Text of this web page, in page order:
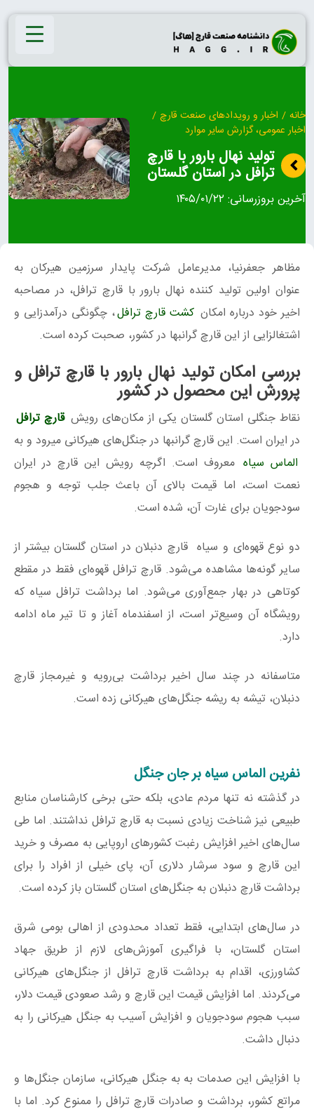
Skip
content
خانه / اخبار و رویدادهای صنعت قارچ /
اخبار عمومی، گزارش سایر موارد
تولید نهال بارور با قارچ
ترافل در استان گلستان
آخرین بروزرسانی: ۱۴۰۵/۰۱/۲۲
مظاهر جعفرنیا، مدیرعامل شرکت پایدار سرزمین هیرکان به
عنوان اولین تولید کننده نهال بارور با قارچ ترافل، در مصاحبه
اخیر خود درباره امکان کشت قارچ ترافل، چگونگی درآمدزایی و
اشتغال‍زایی از این قارچ گرانبها در کشور، صحبت کرده است.
بررسی امکان تولید نهال بارور با قارچ ترافل و
پرورش این محصول در کشور
نقاط جنگلی استان گلستان یکی از مکان‌های رویش قارچ ترافل
در ایران است. این قارچ گران‍بها در جنگل‌های هیرکانی می‍رود و به
الماس سیاه معروف است. اگرچه رویش این قارچ در ایران
نعمت است، اما قیمت بالای آن باعث جلب توجه و هجوم
سودجویان برای غارت آن، شده است.
دو نوع قهوه‌ای و سیاه قارچ دنبلان در استان گلستان بیشتر از
سایر گونه‌ها مشاهده می‌شود. قارچ ترافل قهوه‌ای فقط در مقطع
کوتاهی در بهار جمع‌آوری می‌شود. اما برداشت ترافل سیاه که
رویشگاه آن وسیع‌تر است، از اسفندماه آغاز و تا تیر ماه ادامه
دارد.
متاسفانه در چند سال اخیر برداشت بی‌رویه و غیرمجاز قارچ
دنبلان، تیشه به ریشه جنگل‌های هیرکانی زده است.
نفرین الماس سیاه بر جان جنگل
در گذشته نه تنها مردم عادی، بلکه حتی برخی کارشناسان منابع
طبیعی نیز شناخت زیادی نسبت به قارچ ترافل نداشتند. اما طی
سال‌های اخیر افزایش رغبت کشورهای اروپایی به مصرف و خرید
این قارچ و سود سرشار دلاری آن، پای خیلی از افراد را برای
برداشت قارچ دنبلان به جنگل‌های استان گلستان باز کرده است.
در سال‌های ابتدایی، فقط تعداد محدودی از اهالی بومی شرق
استان گلستان، با فراگیری آموزش‌های لازم از طریق جهاد
کشاورزی، اقدام به برداشت قارچ ترافل از جنگل‌های هیرکانی
می‌کردند. اما افزایش قیمت این قارچ و رشد صعودی قیمت دلار،
سبب هجوم سودجویان و افزایش آسیب به جنگل هیرکانی را به
دنبال داشت.
با افزایش این صدمات به به جنگل هیرکانی، سازمان جنگل‌ها و
مراتع کشور، برداشت و صادرات قارچ ترافل را ممنوع کرد. اما با